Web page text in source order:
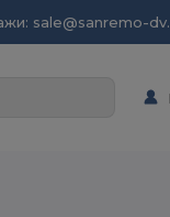
sale@sanremo-